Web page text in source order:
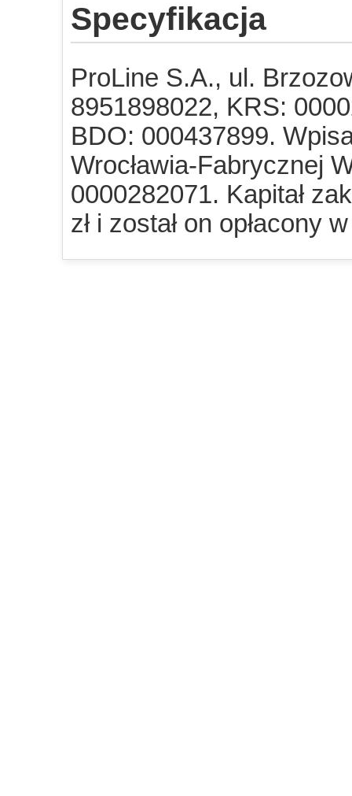
Specyfikacja
ProLine S.A., ul.
8951898022, KRS:
BDO: 000437899.
Wrocławia-Fabrycznej
0000282071. Kapitał
zł i został on opłacony